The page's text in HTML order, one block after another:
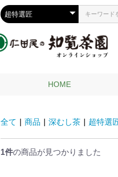
HOME
全て 商品 深むし茶 超特選
1件の商品が見つかりました